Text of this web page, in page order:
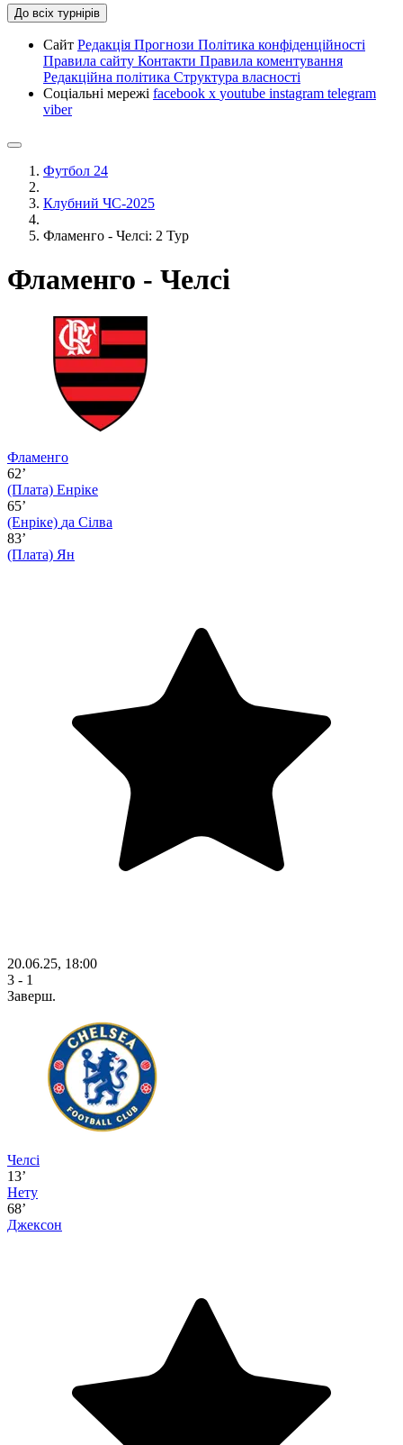
До всіх турнірів
Сайт Редакція Прогнози Політика конфіденційності
Правила сайту Контакти Правила коментування
Редакційна політика Структура власності
Соціальні мережі facebook x youtube instagram telegram
viber
Футбол 24
Клубний ЧС-2025
Фламенго - Челсі: 2 Тур
Фламенго - Челсі
Фламенго
62’
(Плата) Енріке
65’
(Енріке) да Сілва
83’
(Плата) Ян
20.06.25, 18:00
3 - 1
Заверш.
Челсі
13’
Нету
68’
Джексон